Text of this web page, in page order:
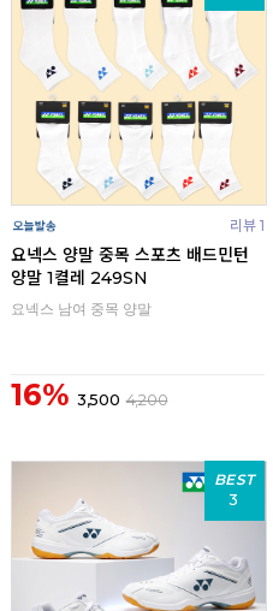
리뷰 1
요넥스 양말 중목 스포츠 배드민턴
양말 1켤레 249SN
요넥스 남여 중목 양말
16% 3,500 4,200
BEST
3